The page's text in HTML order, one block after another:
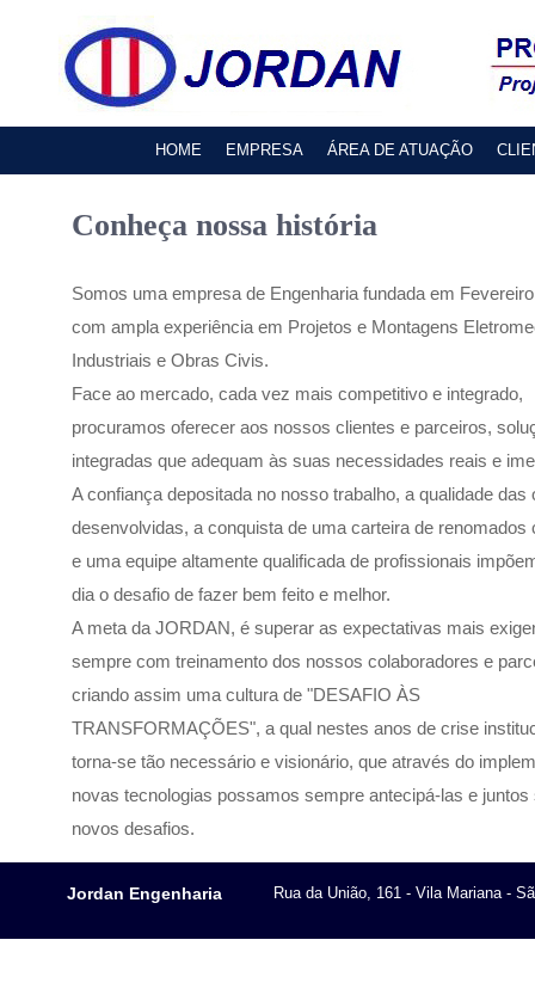
HOME EMPRESA ÁREA DE ATUAÇÃO
Conheça nossa história
Somos uma empresa de Engenharia fundada em
com ampla experiência em Projetos e Montagens
Industriais e Obras Civis.
Face ao mercado, cada vez mais competitivo e integrado,
procuramos oferecer aos nossos clientes e parceiros,
integradas que adequam às suas necessidades reais e
A confiança depositada no nosso trabalho, a qualidade das
desenvolvidas, a conquista de uma carteira de renomados
e uma equipe altamente qualificada de profissionais
dia o desafio de fazer bem feito e melhor.
A meta da JORDAN, é superar as expectativas mais
sempre com treinamento dos nossos colaboradores e
criando assim uma cultura de "DESAFIO ÀS
TRANSFORMAÇÕES", a qual nestes anos de crise
torna-se tão necessário e visionário, que através do
novas tecnologias possamos sempre antecipá-las e juntos
novos desafios.
Jordan Engenharia Rua da União, 161 - Vila Mariana -